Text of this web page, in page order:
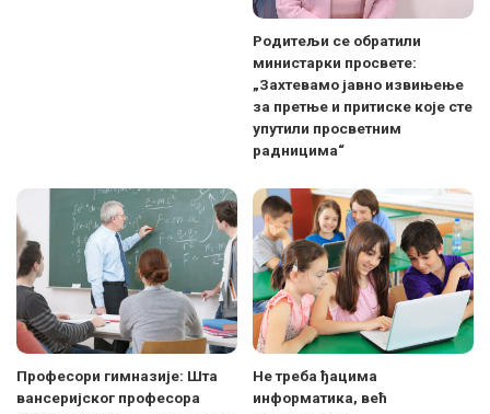
Родитељи се обратили
министарки просвете:
„Захтевамо јавно извињење
за претње и притиске које сте
упутили просветним
радницима“
Професори гимназије: Шта
вансеријског професора
Не треба ђацима
информатика, већ